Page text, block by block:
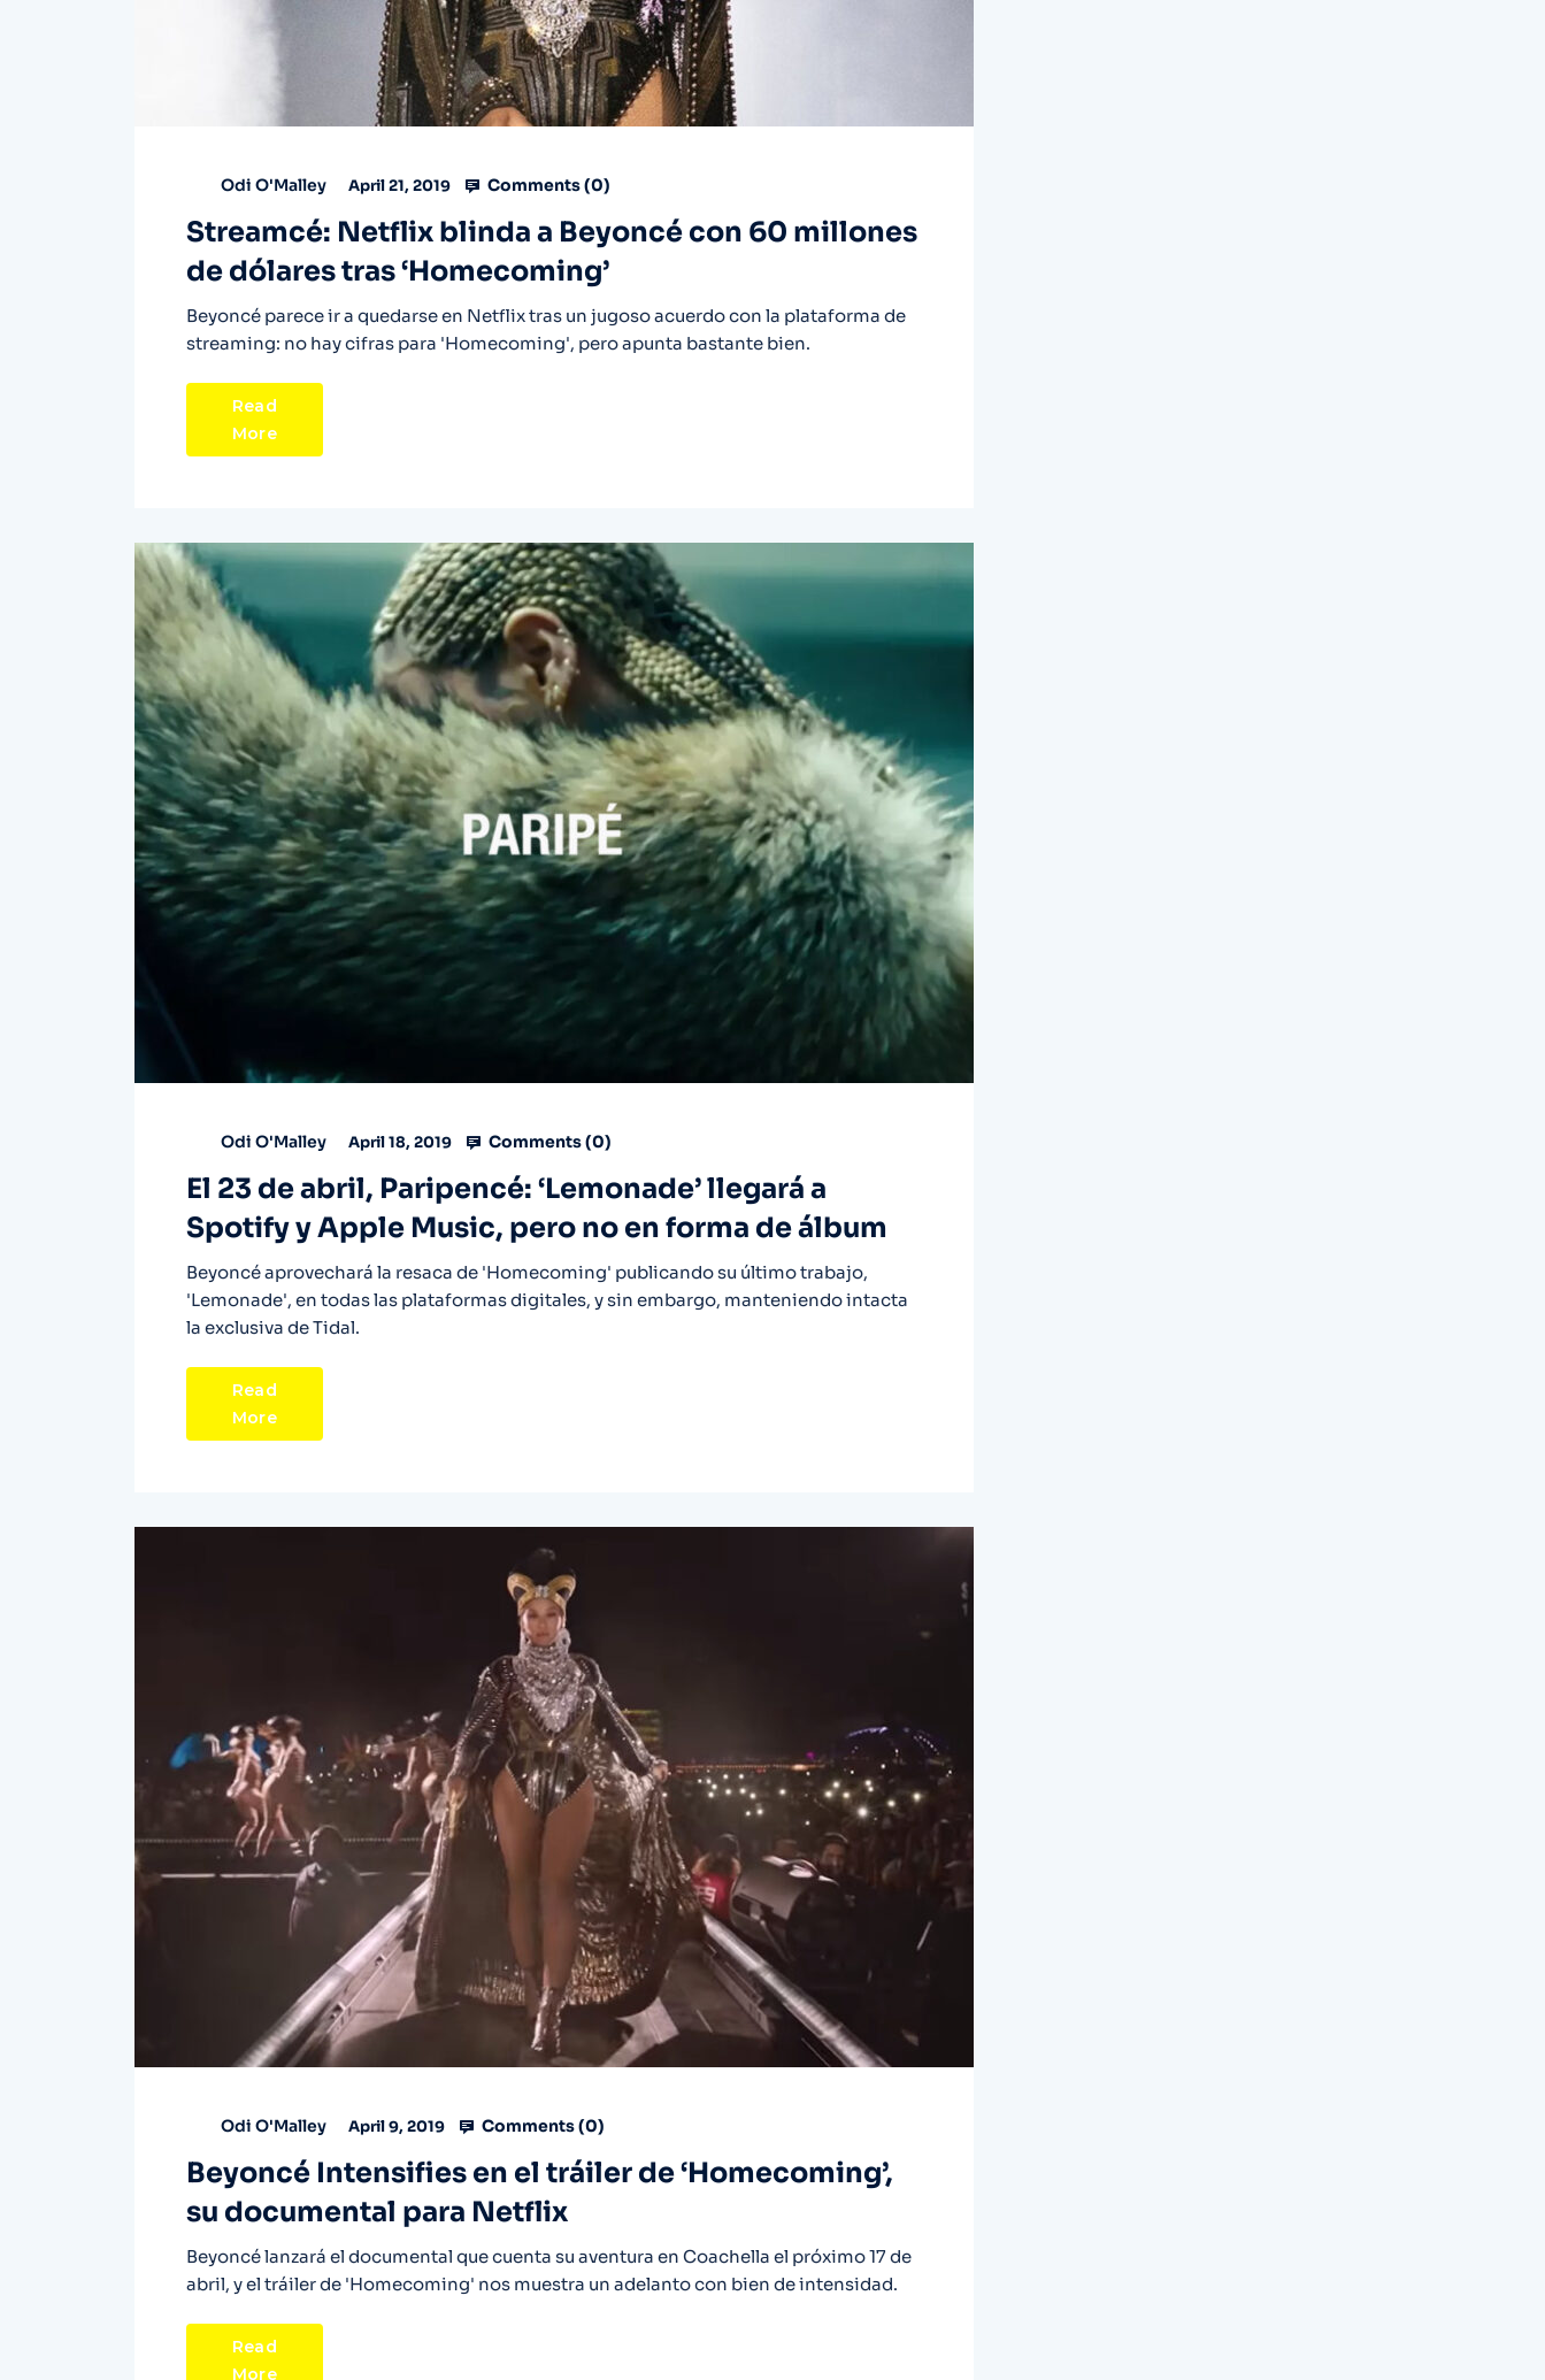
Odi O'Malley April 21, 2019 Comments (0)
Streamcé: Netflix blinda a Beyoncé con 60 millones
de dólares tras ‘Homecoming’
Beyoncé parece ir a quedarse en Netflix tras un jugoso acuerdo con la plataforma de
streaming: no hay cifras para 'Homecoming', pero apunta bastante bien.
Read
More
Odi O'Malley April 18, 2019 Comments (0)
El 23 de abril, Paripencé: ‘Lemonade’ llegará a
Spotify y Apple Music, pero no en forma de álbum
Beyoncé aprovechará la resaca de 'Homecoming' publicando su último trabajo,
'Lemonade', en todas las plataformas digitales, y sin embargo, manteniendo intacta
la exclusiva de Tidal.
Read
More
Odi O'Malley April 9, 2019 Comments (0)
Beyoncé Intensifies en el tráiler de ‘Homecoming’,
su documental para Netflix
Beyoncé lanzará el documental que cuenta su aventura en Coachella el próximo 17 de
abril, y el tráiler de 'Homecoming' nos muestra un adelanto con bien de intensidad.
Read
More